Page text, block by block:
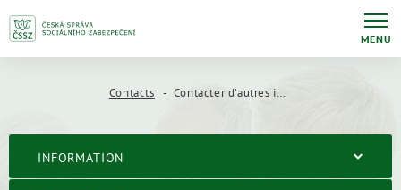
MENU
Contacts Contacter d’autres institutions tchèques de sécurité sociale
INFORMATION